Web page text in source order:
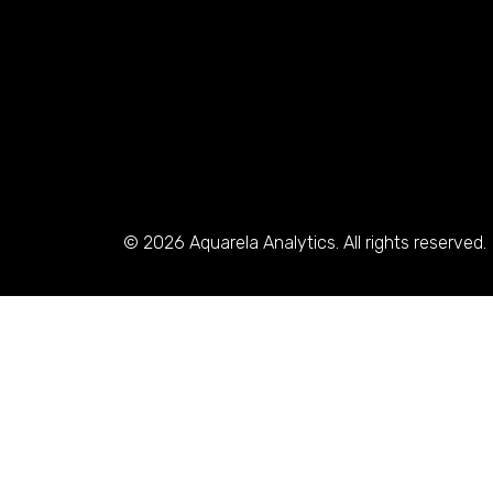
© 2026 Aquarela Analytics. All rights reserved.